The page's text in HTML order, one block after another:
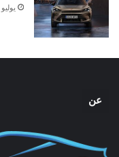
يوليو 25, 2026
عن